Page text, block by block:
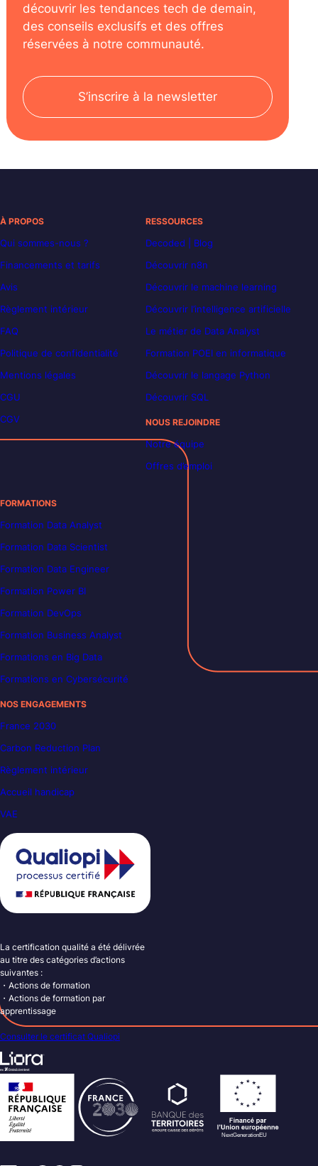
découvrir les tendances tech de demain,
des conseils exclusifs et des offres
réservées à notre communauté.
S’inscrire à la newsletter
À PROPOS
Qui sommes-nous ?
Financements et tarifs
Avis
Règlement intérieur
FAQ
Politique de confidentialité
Mentions légales
CGU
CGV
RESSOURCES
Decoded | Blog
Découvrir n8n
Découvrir le machine learning
Découvrir l’intelligence artificielle
Le métier de Data Analyst
Formation POEI en informatique
Découvrir le langage Python
Découvrir SQL
NOUS REJOINDRE
Notre équipe
Offres d’emploi
FORMATIONS
Formation Data Analyst
Formation Data Scientist
Formation Data Engineer
Formation Power BI
Formation DevOps
Formation Business Analyst
Formations en Big Data
Formations en Cybersécurité
NOS ENGAGEMENTS
France 2030
Carbon Reduction Plan
Règlement intérieur
Accueil handicap
VAE
La certification qualité a été délivrée
au titre des catégories d’actions
suivantes :
・Actions de formation
・Actions de formation par
apprentissage
Consulter le certificat Qualiopi